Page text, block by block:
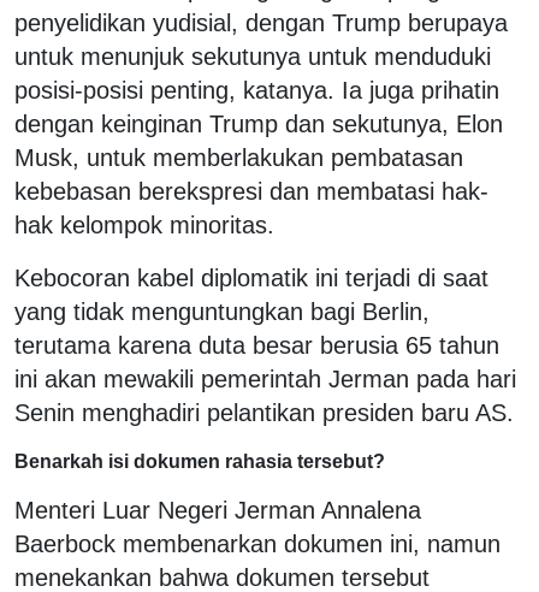
penyelidikan yudisial, dengan Trump berupaya
untuk menunjuk sekutunya untuk menduduki
posisi-posisi penting, katanya. Ia juga prihatin
dengan keinginan Trump dan sekutunya, Elon
Musk, untuk memberlakukan pembatasan
kebebasan berekspresi dan membatasi hak-
hak kelompok minoritas.
Kebocoran kabel diplomatik ini terjadi di saat
yang tidak menguntungkan bagi Berlin,
terutama karena duta besar berusia 65 tahun
ini akan mewakili pemerintah Jerman pada hari
Senin menghadiri pelantikan presiden baru AS.
Benarkah isi dokumen rahasia tersebut?
Menteri Luar Negeri Jerman Annalena
Baerbock membenarkan dokumen ini, namun
menekankan bahwa dokumen tersebut